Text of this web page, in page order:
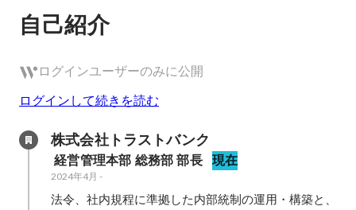
自己紹介
ログインユーザーのみに公開
ログインして続きを読む
株式会社トラストバンク
経営管理本部 総務部 部長 現在
2024年4月 -
法令、社内規程に準拠した内部統制の運用・構築と、